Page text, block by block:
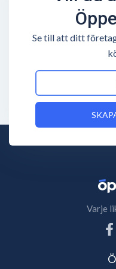
Se till att ditt
Varje